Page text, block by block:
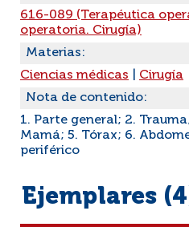
616-089 (Terapéutica
operatoria. Cirugía)
Materias:
Ciencias médicas
Cirugía
Nota de contenido:
1. Parte general; 2.
Mamá; 5. Tórax; 6.
periférico
Ejemplares